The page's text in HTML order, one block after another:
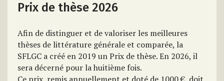
Prix de thèse 2026
Afin de distinguer et de valoriser les meilleures
thèses de littérature générale et comparée, la
SFLGC a créé en 2019 un Prix de thèse. En 2026, il
sera décerné pour la huitième fois.